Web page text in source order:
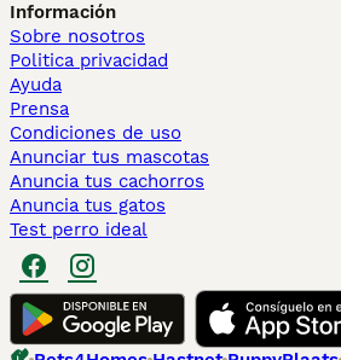
Información
Sobre nosotros
Politica privacidad
Ayuda
Prensa
Condiciones de uso
Anunciar tus mascotas
Anuncia tus cachorros
Anuncia tus gatos
Test perro ideal